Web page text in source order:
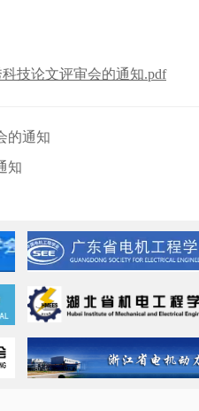
技论文评审会的通知.pdf
的通知
知